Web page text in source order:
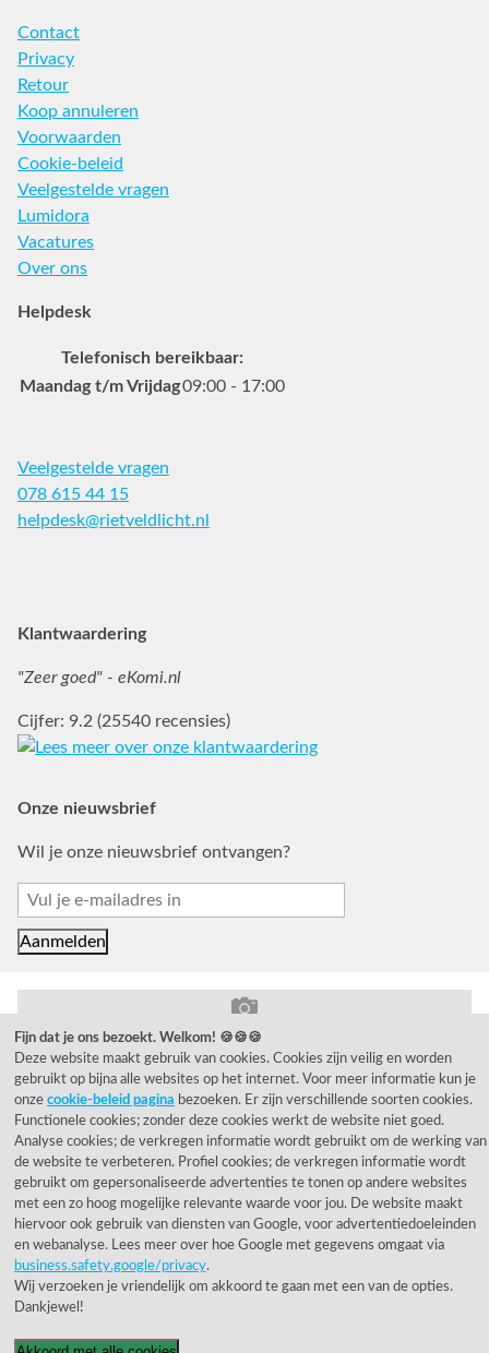
Contact
Privacy
Retour
Koop annuleren
Voorwaarden
Cookie-beleid
Veelgestelde vragen
Lumidora
Vacatures
Over ons
Helpdesk
Telefonisch bereikbaar:
Maandag t/m Vrijdag09:00 - 17:00
Veelgestelde vragen
078 615 44 15
helpdesk@rietveldlicht.nl
Klantwaardering
"Zeer goed" - eKomi.nl
Cijfer: 9.2 (25540 recensies)
Onze nieuwsbrief
Wil je onze nieuwsbrief ontvangen?
© 1955 - 2026 Rietveld Licht B.V.
Fijn dat je ons bezoekt. Welkom! 🍪🍪🍪
Deze website maakt gebruik van cookies. Cookies zijn veilig en worden
gebruikt op bijna alle websites op het internet. Voor meer informatie kun je
onze cookie-beleid pagina bezoeken. Er zijn verschillende soorten cookies.
Functionele cookies; zonder deze cookies werkt de website niet goed.
Analyse cookies; de verkregen informatie wordt gebruikt om de werking van
de website te verbeteren. Profiel cookies; de verkregen informatie wordt
gebruikt om gepersonaliseerde advertenties te tonen op andere websites
met een zo hoog mogelijke relevante waarde voor jou. De website maakt
hiervoor ook gebruik van diensten van Google, voor advertentiedoeleinden
en webanalyse. Lees meer over hoe Google met gegevens omgaat via
business.safety.google/privacy.
Wij verzoeken je vriendelijk om akkoord te gaan met een van de opties.
Dankjewel!